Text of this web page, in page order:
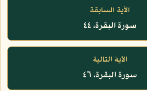
الآية السابقة
سورة البقرة، ٤٤
الآية التالية
سورة البقرة، ٤٦